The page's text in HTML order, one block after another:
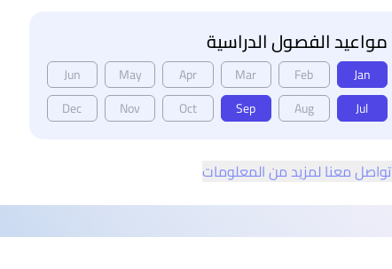
مواعيد الفصول الدراسية
Jan
Feb
Mar
Apr
May
Jun
Jul
Aug
Sep
Oct
Nov
Dec
تواصل معنا لمزيد من المعلومات